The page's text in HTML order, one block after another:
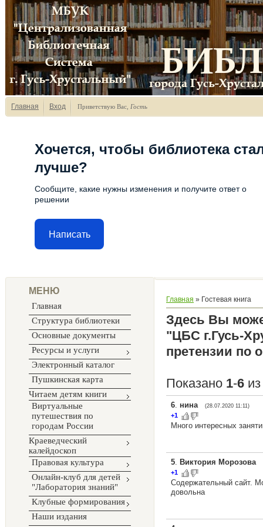
Главная Вход Приветствую Вас Гость
Хочется, чтобы библиотека
лучше?
Сообщите, какие нужны изменения и получите ответ о
решении
Написать
МЕНЮ
Главная
Структура библиотеки
Основные документы
Ресурсы и услуги
Электронный каталог
Пушкинская карта
Читаем детям книги
Виртуальные
путешествия по
городам России
Краеведческий
калейдоскоп
Правовая культура
Онлайн-клуб для детей
"Лаборатория знаний"
Клубные формирования
Наши издания
Главная » Гостевая книга
Здесь Вы
"ЦБС г.Гусь-
претензии по
Показано 1-6
6. нина (28.07.2020 11:11)
+1
Много интересных
5. Виктория Морозова
+1
Содержательный сайт.
довольна